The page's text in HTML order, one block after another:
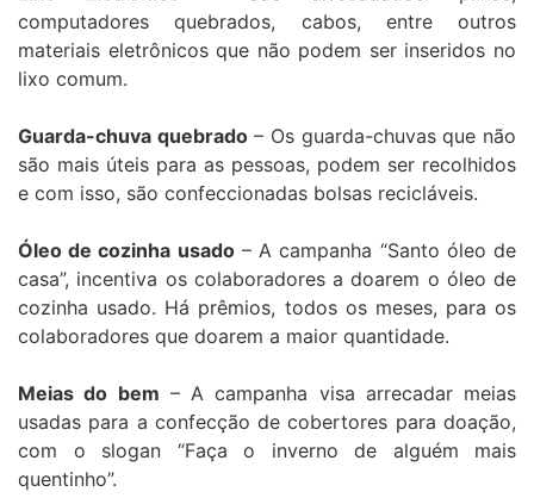
computadores quebrados, cabos, entre outros
materiais eletrônicos que não podem ser inseridos no
lixo comum.
Guarda-chuva quebrado– Os guarda-chuvas que não
são mais úteis para as pessoas, podem ser recolhidos
e com isso, são confeccionadas bolsas recicláveis.
Óleo de cozinha usado– A campanha “Santo óleo de
casa”, incentiva os colaboradores a doarem o óleo de
cozinha usado. Há prêmios, todos os meses, para os
colaboradores que doarem a maior quantidade.
Meias do bem – A campanha visa arrecadar meias
usadas para a confecção de cobertores para doação,
com o slogan “Faça o inverno de alguém mais
quentinho”.